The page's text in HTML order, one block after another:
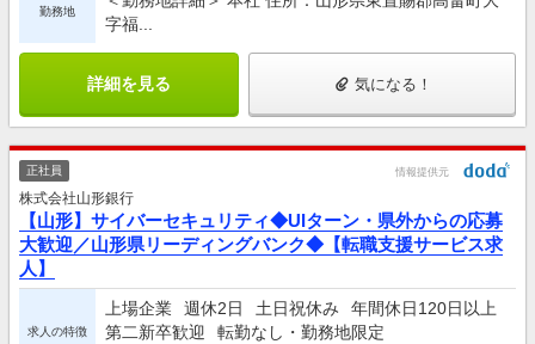
勤務地
字福...
詳細を見る 気になる！
正社員 情報提供元
株式会社山形銀行
【山形】サイバーセキュリティ◆UIターン・県外からの応募
大歓迎／山形県リーディングバンク◆【転職支援サービス求
人】
求人の特徴
上場企業 週休2日 土日祝休み
年間休日120日以上
第二新卒歓迎
転勤なし・勤務地限定